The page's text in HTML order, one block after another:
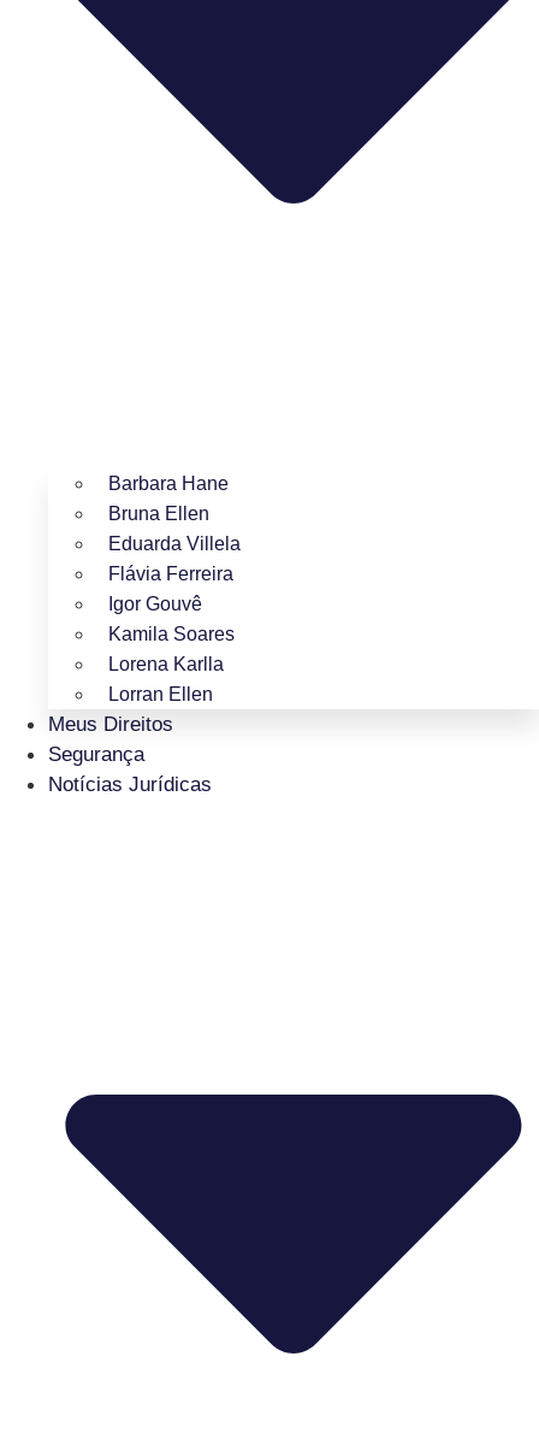
Barbara Hane
Bruna Ellen
Eduarda Villela
Flávia Ferreira
Igor Gouvê
Kamila Soares
Lorena Karlla
Lorran Ellen
Meus Direitos
Segurança
Notícias Jurídicas